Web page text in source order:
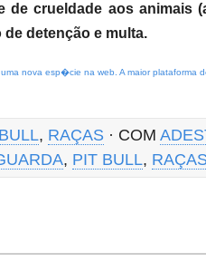
de crueldade aos animais
de detenção e multa.
nova esp�cie na web. A maior plataforma
, RAÇAS · COM
, PIT BULL,